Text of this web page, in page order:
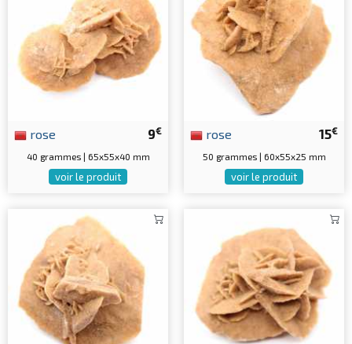
9€
rose
40 grammes | 65x55x40 mm
voir le produit
15€
rose
50 grammes | 60x55x25 mm
voir le produit